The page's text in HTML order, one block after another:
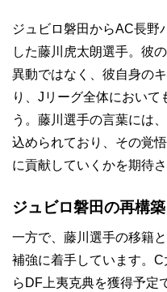
ジュビロ磐田からAC長野
した藤川虎太朗選手。彼
異動ではなく、彼自身の
り、Jリーグ全体において
う。藤川選手の言葉には
込められており、その覚
に貢献していくかを期待さ
ジュビロ磐田の再構
一方で、藤川選手の移籍
補強に着手しています。
らDF上夷克典を獲得予定